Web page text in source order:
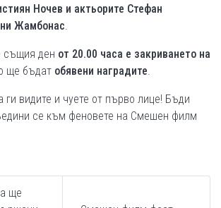
Ночев и актьорите Стефан
Жамбонас.
същия ден от 20.00 часа е закриването на
ще бъдат обявени наградите.
ги видите и чуете от първо лице! Бъди
се към феновете на Смешен филм
ще